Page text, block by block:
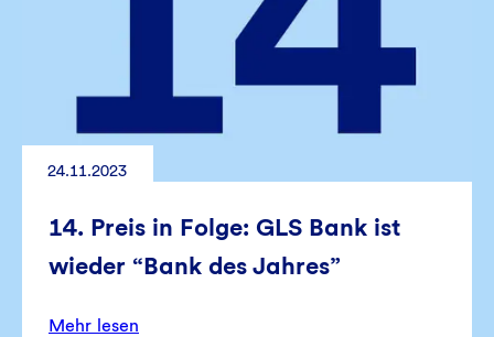
24.11.2023
14. Preis in Folge: GLS Bank ist
wieder “Bank des Jahres”
Mehr lesen